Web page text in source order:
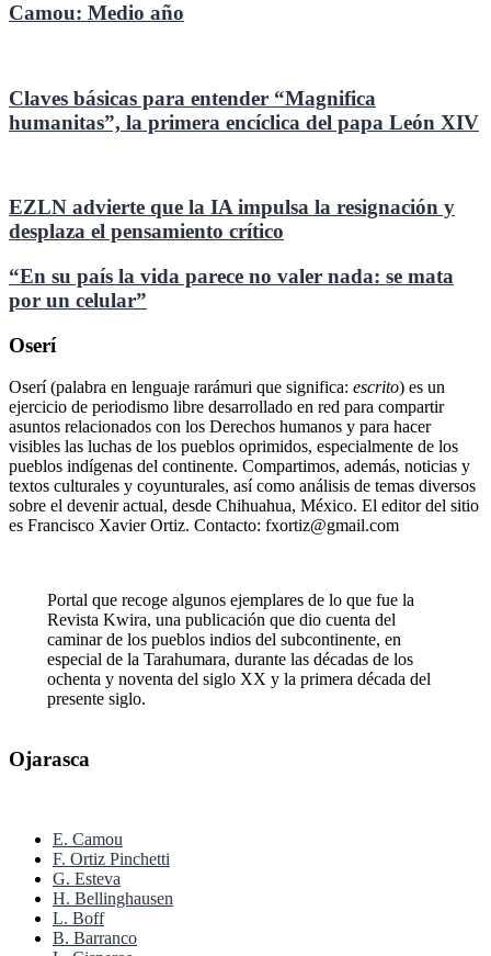
Camou: Medio año
Claves básicas para entender “Magnifica
humanitas”, la primera encíclica del papa León XIV
EZLN advierte que la IA impulsa la resignación y
desplaza el pensamiento crítico
“En su país la vida parece no valer nada: se mata
por un celular”
Oserí
Oserí (palabra en lenguaje rarámuri que significa: escrito) es un
ejercicio de periodismo libre desarrollado en red para compartir
asuntos relacionados con los Derechos humanos y para hacer
visibles las luchas de los pueblos oprimidos, especialmente de los
pueblos indígenas del continente. Compartimos, además, noticias y
textos culturales y coyunturales, así como análisis de temas diversos
sobre el devenir actual, desde Chihuahua, México. El editor del sitio
es Francisco Xavier Ortiz. Contacto: fxortiz@gmail.com
Portal que recoge algunos ejemplares de lo que fue la
Revista Kwira, una publicación que dio cuenta del
caminar de los pueblos indios del subcontinente, en
especial de la Tarahumara, durante las décadas de los
ochenta y noventa del siglo XX y la primera década del
presente siglo.
Ojarasca
E. Camou
F. Ortiz Pinchetti
G. Esteva
H. Bellinghausen
L. Boff
B. Barranco